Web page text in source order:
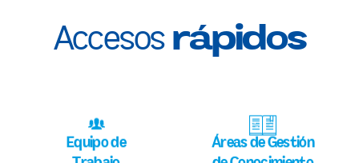
Accesosrápidos
Equipo de
Áreas de Gestión